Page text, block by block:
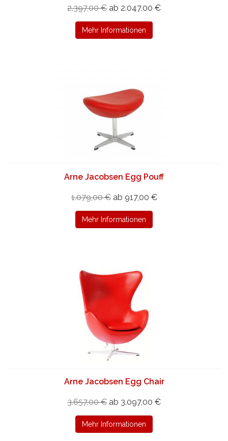
2.397,00 € ab 2.047,00 €
Mehr Informationen
Arne Jacobsen Egg Pouff
1.079,00 € ab 917,00 €
Mehr Informationen
Arne Jacobsen Egg Chair
3.657,00 € ab 3.097,00 €
Mehr Informationen